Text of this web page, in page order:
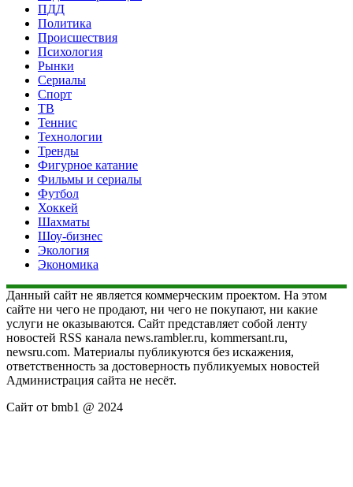
ПДД
Политика
Происшествия
Психология
Рынки
Сериалы
Спорт
ТВ
Теннис
Технологии
Тренды
Фигурное катание
Фильмы и сериалы
Футбол
Хоккей
Шахматы
Шоу-бизнес
Экология
Экономика
Данный сайт не является коммерческим проектом. На этом
сайте ни чего не продают, ни чего не покупают, ни какие
услуги не оказываются. Сайт представляет собой ленту
новостей RSS канала news.rambler.ru, kommersant.ru,
newsru.com. Материалы публикуются без искажения,
ответственность за достоверность публикуемых новостей
Администрация сайта не несёт.
Сайт от bmb1 @ 2024